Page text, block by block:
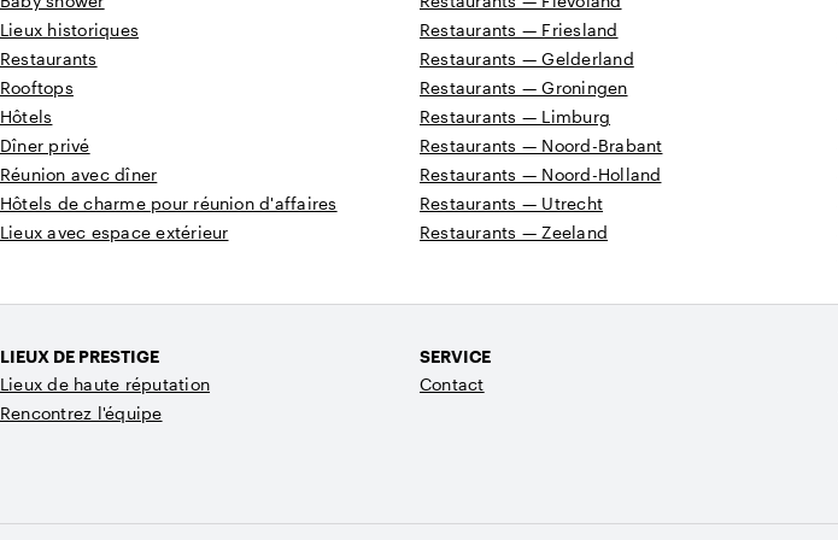
Lieux historiques
Restaurants
Rooftops
Hôtels
Dîner privé
Réunion avec dîner
Hôtels de charme pour réunion d'affaires
Lieux avec espace extérieur
Restaurants — Friesland
Restaurants — Gelderland
Restaurants — Groningen
Restaurants — Limburg
Restaurants — Noord-Brabant
Restaurants — Noord-Holland
Restaurants — Utrecht
Restaurants — Zeeland
LIEUX DE PRESTIGE
Lieux de haute réputation
Rencontrez l'équipe
SERVICE
Contact